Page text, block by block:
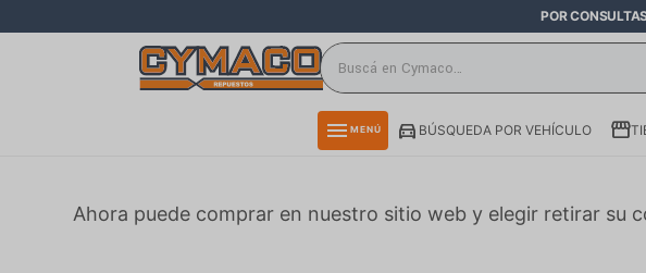
POR
menu MENÚ BÚSQUEDA POR VEHÍCULO
Ahora puede comprar en nuestro sitio web y elegir retirar su
close
directions_car
smartphone